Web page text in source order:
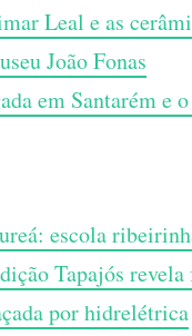
Leal e as
João Fonas
em Santarém e
escola
Tapajós revela
por hidrelétrica